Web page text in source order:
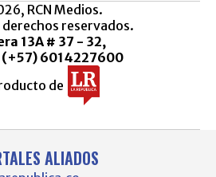
RCN Medios.
derechos reservados.
13A # 37 - 32,
6014227600
de
ALIADOS